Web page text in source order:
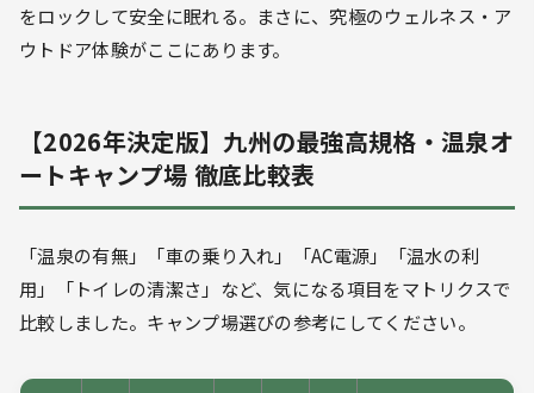
をロックして安全に眠れる。まさに、究極のウェルネス・ア
ウトドア体験がここにあります。
【2026年決定版】九州の最強高規格・温泉オ
ートキャンプ場 徹底比較表
「温泉の有無」「車の乗り入れ」「AC電源」「温水の利
用」「トイレの清潔さ」など、気になる項目をマトリクスで
比較しました。キャンプ場選びの参考にしてください。